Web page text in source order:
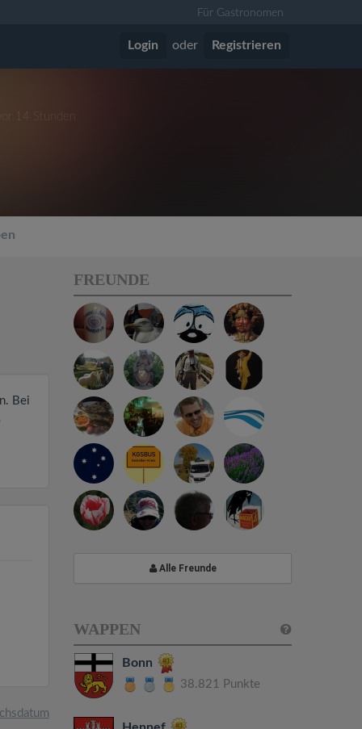
Für Gastronomen
Login oder Registrieren
14 Stunden
Bei
FREUNDE
Alle Freunde
WAPPEN
Bonn
38.821 Punkte